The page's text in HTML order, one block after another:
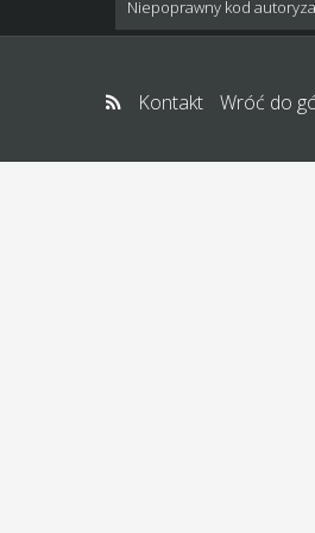
Niepoprawny kod
Kontakt Wróć do